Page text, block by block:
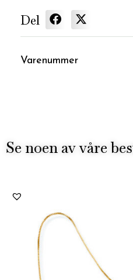
Del
Varenummer
Se noen av våre